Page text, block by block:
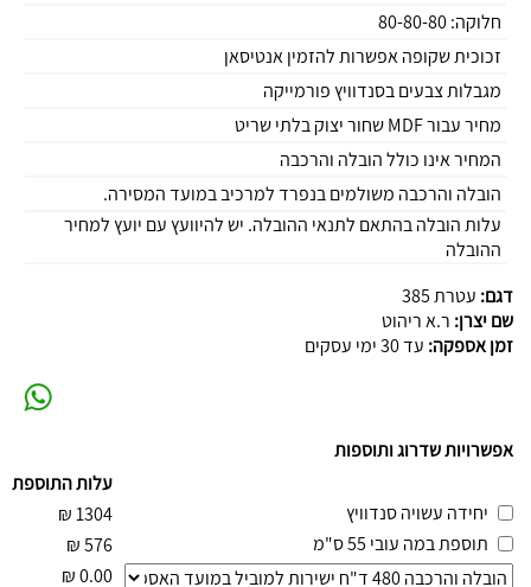
חלוקה: 80-80-80
זכוכית שקופה אפשרות להזמין אנטיסאן
מגבלות צבעים בסנדוויץ פורמייקה
מחיר עבור MDF שחור יצוק בלתי שריט
המחיר אינו כולל הובלה והרכבה
הובלה והרכבה משולמים בנפרד למרכיב במועד המסירה.
עלות הובלה בהתאם לתנאי ההובלה. יש להיוועץ עם יועץ למחיר
ההובלה
דגם: עטרת 385
שם יצרן: ר.א ריהוט
זמן אספקה: עד 30 ימי עסקים
אפשרויות שדרוג ותוספות
עלות התוספת
יחידה עשויה סנדוויץ
1304
₪
תוספת במה עובי 55 ס"מ
576
₪
0.00
₪